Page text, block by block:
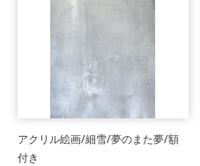
アクリル絵画/細雪/夢のまた夢/額
付き